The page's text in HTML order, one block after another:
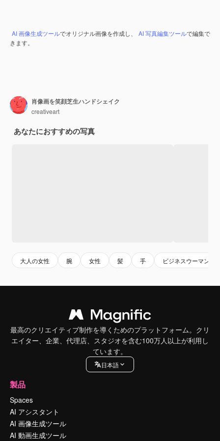
AI 画像生成ツールでオリジナル画像を作成し、 AI 写真編集ツールで編集で
きます。
肖像画を笑顔芝生ハンドシェイク
creativeart
あなたにおすすめの写真
大人の女性 腕 女性 髪 手 ビジネスウーマン
最高のクリエイティブ制作を導くためのプラットフォーム。クリ
エイター、企業、代理店、スタジオを含む100万人以上が利用し
ています。
日本語
製品
Spaces
AI アシスタント
AI 画像生成ツール
AI 動画生成ツール